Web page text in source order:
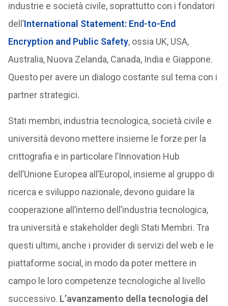
industrie e società civile, soprattutto con i fondatori
dell’International Statement: End-to-End
Encryption and Public Safety, ossia UK, USA,
Australia, Nuova Zelanda, Canada, India e Giappone.
Questo per avere un dialogo costante sul tema con i
partner strategici.
Stati membri, industria tecnologica, società civile e
università devono mettere insieme le forze per la
crittografia e in particolare l’Innovation Hub
dell’Unione Europea all’Europol, insieme al gruppo di
ricerca e sviluppo nazionale, devono guidare la
cooperazione all’interno dell’industria tecnologica,
tra università e stakeholder degli Stati Membri. Tra
questi ultimi, anche i provider di servizi del web e le
piattaforme social, in modo da poter mettere in
campo le loro competenze tecnologiche al livello
successivo. L’avanzamento della tecnologia del